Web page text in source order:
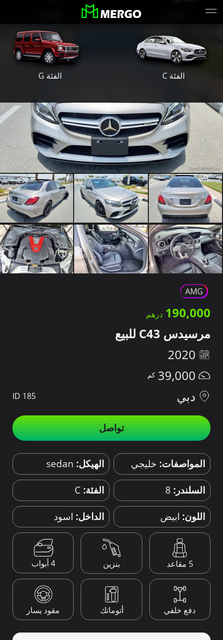
الفئة C الفئة G
AMG
190,000
مرسيدس C43 للبيع
2020
39,000
دبي
ID 185
تواصل
المواصفات: خليجي الهيكل: sedan
السلندر: 8 الفئة: C
اللون: ابيض الداخل: اسود
5 مقاعد بنزين 4 أبواب
دفع خلفي أتوماتك مقود يسار